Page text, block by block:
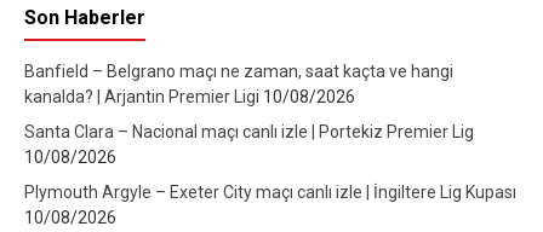
Son Haberler
Banfield – Belgrano maçı ne zaman, saat kaçta ve hangi
kanalda? | Arjantin Premier Ligi 10/08/2026
Santa Clara – Nacional maçı canlı izle | Portekiz Premier Lig
10/08/2026
Plymouth Argyle – Exeter City maçı canlı izle | İngiltere Lig Kupası
10/08/2026